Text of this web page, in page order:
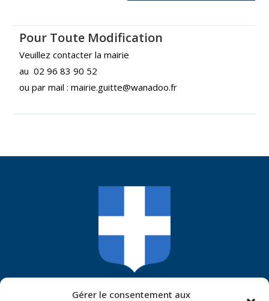
Gérer le consentement aux
Pour Toute Modification
Veuillez contacter la mairie
au 02 96 83 90 52
ou par mail : mairie.guitte@wanadoo.fr
Mairie De Guitté